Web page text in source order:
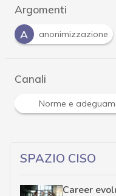
Argomenti
D
Canali
Norme e
SPAZIO CISO
Career